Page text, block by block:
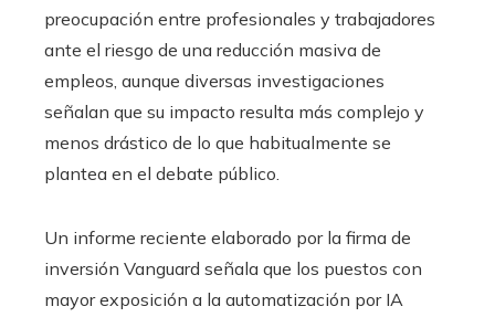
preocupación entre profesionales y trabajadores
ante el riesgo de una reducción masiva de
empleos, aunque diversas investigaciones
señalan que su impacto resulta más complejo y
menos drástico de lo que habitualmente se
plantea en el debate público.
Un informe reciente elaborado por la firma de
inversión Vanguard señala que los puestos con
mayor exposición a la automatización por IA